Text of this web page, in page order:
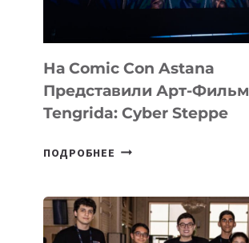
На Comic Con Astana
Представили Арт-Фильм
Tengrida: Cyber Steppe
ПОДРОБНЕЕ НА
ASTANA
ПРЕДСТАВИЛИ